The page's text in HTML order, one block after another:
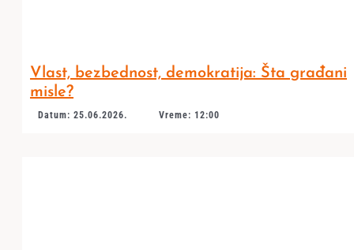
Vlast, bezbednost, demokratija: Šta građani
misle?
Datum: 25.06.2026. Vreme: 12:00